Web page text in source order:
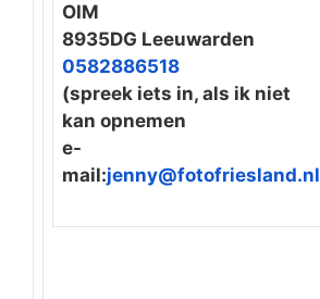
OIM
8935DG Leeuwarden
0582886518
(spreek iets in, als ik niet
kan opnemen
e-
mail:jenny@fotofriesland.nl